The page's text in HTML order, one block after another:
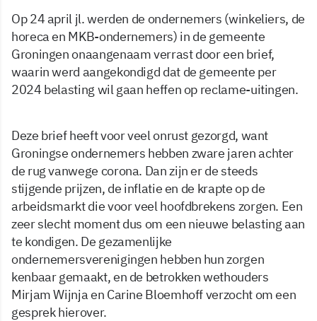
Op 24 april jl. werden de ondernemers (winkeliers, de
horeca en MKB-ondernemers) in de gemeente
Groningen onaangenaam verrast door een brief,
waarin werd aangekondigd dat de gemeente per
2024 belasting wil gaan heffen op reclame-uitingen.
Deze brief heeft voor veel onrust gezorgd, want
Groningse ondernemers hebben zware jaren achter
de rug vanwege corona. Dan zijn er de steeds
stijgende prijzen, de inflatie en de krapte op de
arbeidsmarkt die voor veel hoofdbrekens zorgen. Een
zeer slecht moment dus om een nieuwe belasting aan
te kondigen. De gezamenlijke
ondernemersverenigingen hebben hun zorgen
kenbaar gemaakt, en de betrokken wethouders
Mirjam Wijnja en Carine Bloemhoff verzocht om een
gesprek hierover.